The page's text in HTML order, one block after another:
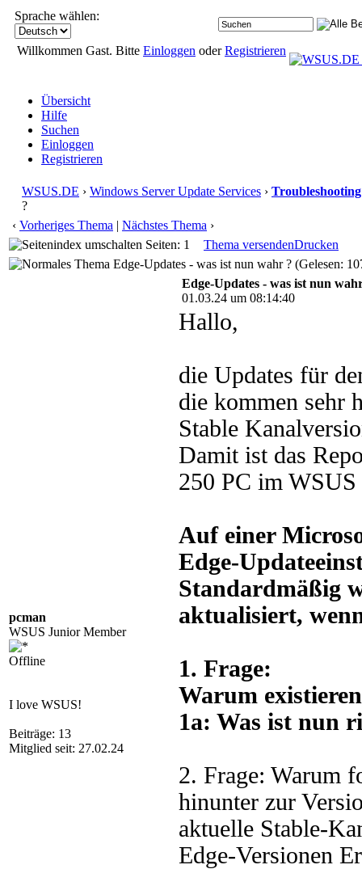
Sprache wählen:
Willkommen Gast. Bitte Einloggen oderRegistrieren
Übersicht
Hilfe
Suchen
Einloggen
Registrieren
WSUS.DE › Windows Server Update Services › Troubleshooting
?
‹ Vorheriges Thema | Nächstes Thema ›
Seiten: 1
Thema versendenDrucken
Edge-Updates - was ist nun wahr ? (Gelesen:
pcman
WSUS Junior Member
Offline
I love WSUS!
Beiträge: 13
Mitglied seit: 27.02.24
Edge-Updates - was ist nun
01.03.24 um 08:14:40
Hallo,
die Updates für
die kommen sehr
Stable
Damit ist das
250 PC im
Auf einer
Edge-
Standardmäßig
aktualisiert,
1. Frage:
Warum
1a: Was ist nun
2. Frage: Warum
hinunter zur
aktuelle Stable-
Edge-Versionen